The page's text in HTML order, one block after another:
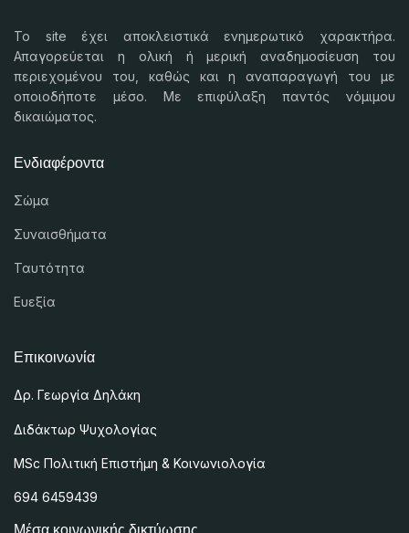
Το site έχει αποκλειστικά ενημερωτικό χαρακτήρα.
Απαγορεύεται η ολική ή μερική αναδημοσίευση του
περιεχομένου του, καθώς και η αναπαραγωγή του με
οποιοδήποτε μέσο. Με επιφύλαξη παντός νόμιμου
δικαιώματος.
Ενδιαφέροντα
Σώμα
Συναισθήματα
Ταυτότητα
Ευεξία
Επικοινωνία
Δρ. Γεωργία Δηλάκη
Διδάκτωρ Ψυχολογίας
MSc Πολιτική Επιστήμη & Κοινωνιολογία
694 6459439